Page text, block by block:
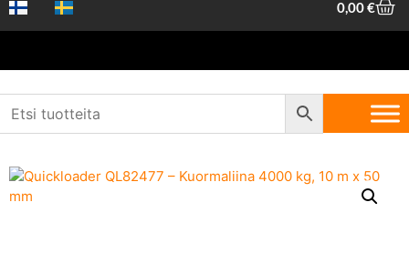
0,00€
Etusivu Ajoneuvotarvikkeet
/ Quickloader